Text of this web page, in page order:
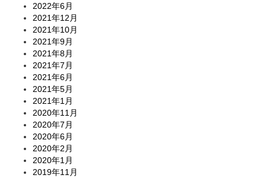
2022年6月
2021年12月
2021年10月
2021年9月
2021年8月
2021年7月
2021年6月
2021年5月
2021年1月
2020年11月
2020年7月
2020年6月
2020年2月
2020年1月
2019年11月